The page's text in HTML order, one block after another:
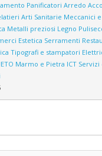
Panificatori Arredo
Arti Sanitarie Meccanici
Metalli preziosi Legno
Estetica Serramenti
Tipografi e stampatori
Marmo e Pietra ICT Servizi